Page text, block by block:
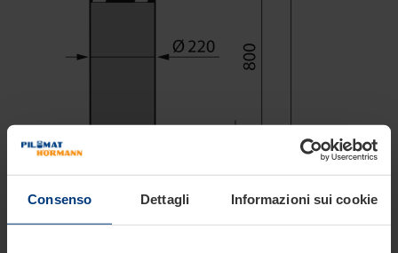
Consenso Dettagli Informazioni sui cookie